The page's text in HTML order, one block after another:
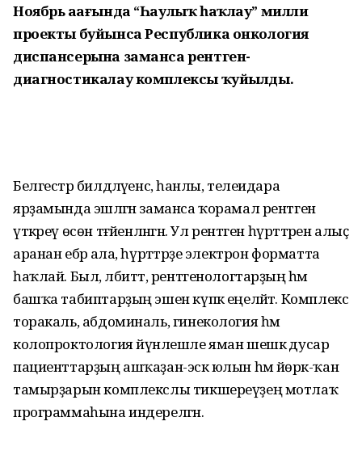
Ноябрь аҙағында “Һаулыҡ һаҡлау” милли
проекты буйынса Республика онкология
диспансерына заманса рентген-
диагностикалау комплексы ҡуйылды.
Белгестәр билдәләүенсә, һанлы, телеидара
ярҙамында эшләгән заманса ҡорамал рентген
үткәреү өсөн тәғәйенләнгән. Ул рентген һүрәттәрен алыҫ
аранан ебәрә ала, һүрәттәрҙе электрон форматта
һаҡлай. Был, әлбиттә, рентгенологтарҙың һәм
башҡа табиптарҙың эшен күпкә еңеләйтә. Комплекс
торакаль, абдоминаль, гинекология һәм
колопроктология йүнәлешле яман шешкә дусар
пациенттарҙың ашҡаҙан-эсәк юлын һәм йөрәк-ҡан
тамырҙарын комплекслы тикшереүҙең мотлаҡ
программаһына индерелгән.